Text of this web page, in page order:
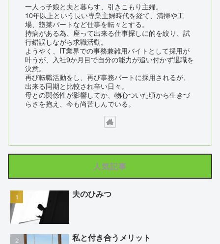
一人っ子娘と夫と暮らす、引きこもり主婦。
10年以上という長い専業主婦時代を経て、清掃や工
場、惣菜パートなど仕事を転々とする。
持病がある為、座って出来る仕事探しに的を絞り、試
行錯誤しながら求職活動。
ようやく、IT業界での事務兼雑用バイトとして採用が
叶うが、入社9か月目で自分の能力が追い付かず退職を
決意。
再び転職活動をし、再び事務パートに採用されるが、
出来る同期と比較され辛い日々。
母との関係性が影響してか、物心ついた頃から生きづ
らさを抱え、今も尚苦しんでいる。
人気記事
夫のひみつ
私と付き合うメリット